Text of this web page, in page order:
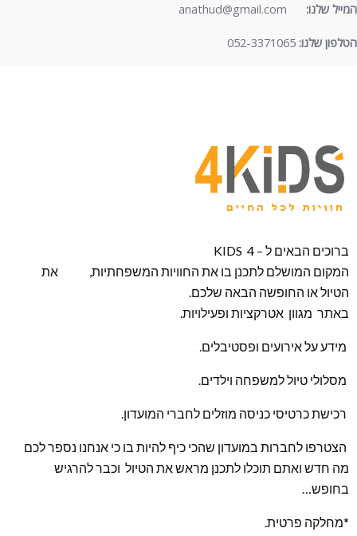
המייל שלנו: anathud@gmail.com
הטלפון שלנו:
ברוכים הבאים ל – KIDS 4
המקום המושלם לתכנן בו את החוויות המשפחתיות, את
הטיול או החופשה הבאה שלכם.
באתר מגוון אטרקציות ופעילויות.
מידע על אירועים ופסטיבלים.
מסלולי טיול למשפחה וילדים.
רכישת כרטיסי כניסה מוזלים לחברי המועדון.
הצטרפו לחברות במועדון שהכי כיף להיות בו כי אנחנו נספר לכם
מה חדש ואתם תוכלו לתכנן מראש את הטיול וכבר להרגיש
בחופש…
*מחלקה פרטית.